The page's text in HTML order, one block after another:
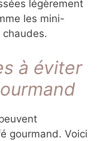
aspect
de
ou le
crucial.